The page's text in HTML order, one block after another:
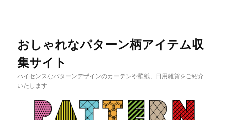
おしゃれなパターン柄アイテム収
集サイト
ハイセンスなパターンデザインのカーテンや壁紙、日用雑貨をご紹介
いたします